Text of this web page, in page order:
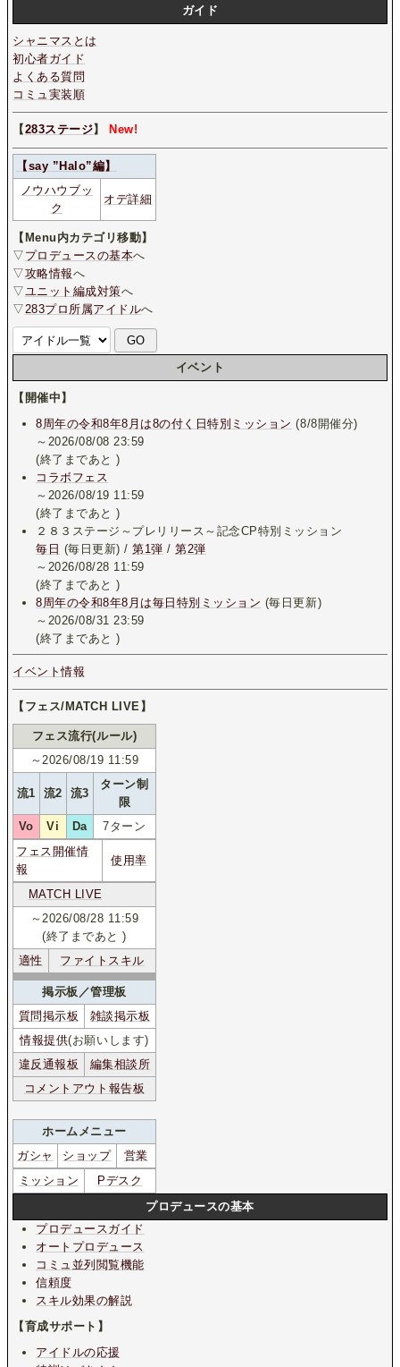
ガイド
シャニマスとは
初心者ガイド
よくある質問
コミュ実装順
【283ステージ】 New!
【say ”Halo”編】
ノウハウブッ
ク
オデ詳細
【Menu内カテゴリ移動】
▽ プロデュースの基本へ
▽攻略情報へ
▽ユニット編成対策へ
▽283プロ所属アイドルへ
イベント
【開催中】
8周年の令和8年8月は8の付く日特別ミッション (8/8開催分)
～2026/08/08 23:59
(終了まであと)
コラボフェス
～2026/08/19 11:59
(終了まであと)
２８３ステージ～プレリリース～記念CP特別ミッション
毎日 (毎日更新) /第1弾 /第2弾
～2026/08/28 11:59
(終了まであと)
8周年の令和8年8月は毎日特別ミッション (毎日更新)
～2026/08/31 23:59
(終了まであと)
イベント情報
【フェス/MATCH LIVE】
フェス流行(ルール)
～2026/08/19 11:59
流1 流2 流3
ターン制
限
Vo
Vi Da
7ターン
フェス開催情
報
使用率
MATCH LIVE
適性 ファイトスキル
～2026/08/28 11:59
(終了まであと)
違反通報板
編集相談所
コメントアウト報告板
掲示板／管理板
質問掲示板
雑談掲示板
情報提供(お願いします)
ホームメニュー
ガシャ
ショップ
営業
ミッション
Pデスク
プロデュースの基本
プロデュースガイド
オートプロデュース
コミュ並列閲覧機能
信頼度
スキル効果の解説
【育成サポート】
アイドルの応援